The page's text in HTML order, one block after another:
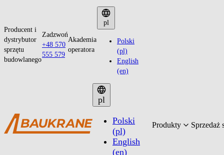
treści
Producent i
dystrybutor
sprzętu
budowlanego
Zadzwoń
+48 570
555 579
Akademia
operatora
pl
Polski
(pl)
English
(en)
pl
Polski
(pl)
English
(en)
Produkty Sprzedaż